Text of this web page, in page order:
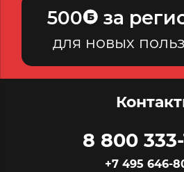
500 за
для новых
8 800 333-
+7 495 646-